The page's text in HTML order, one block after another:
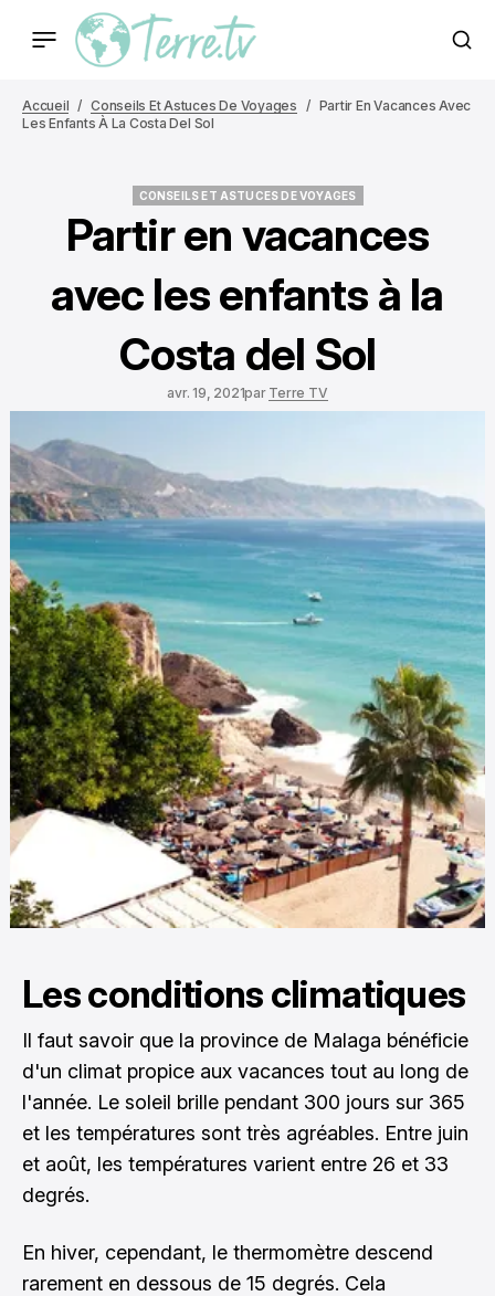
Accueil Conseils Et Astuces De Voyages
Partir En Vacances Avec
Les Enfants À La Costa Del Sol
CONSEILS ET ASTUCES DE VOYAGES
Partir en vacances
avec les enfants à la
Costa del Sol
avr. 19, 2021par Terre TV
Les conditions climatiques
Il faut savoir que la province de Malaga bénéficie
d'un climat propice aux vacances tout au long de
l'année. Le soleil brille pendant 300 jours sur 365
et les températures sont très agréables. Entre juin
et août, les températures varient entre 26 et 33
degrés.
En hiver, cependant, le thermomètre descend
rarement en dessous de 15 degrés. Cela